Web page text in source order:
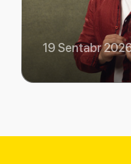
Tolib To'xtasinov
19 Sentabr